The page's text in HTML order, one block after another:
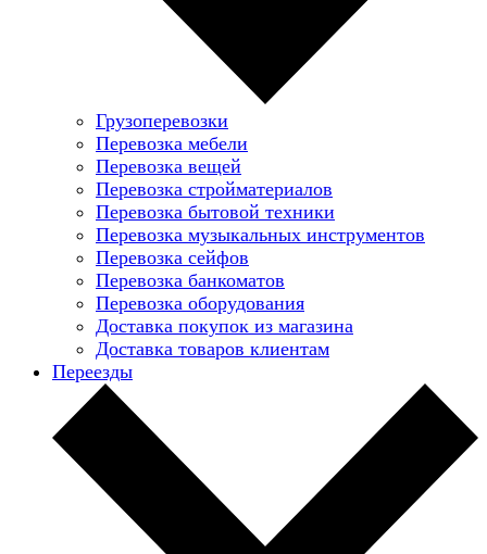
Грузоперевозки
Перевозка мебели
Перевозка вещей
Перевозка стройматериалов
Перевозка бытовой техники
Перевозка музыкальных инструментов
Перевозка сейфов
Перевозка банкоматов
Перевозка оборудования
Доставка покупок из магазина
Доставка товаров клиентам
Переезды